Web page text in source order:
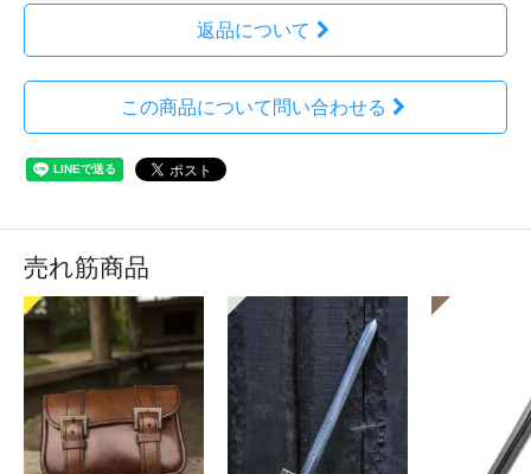
返品について
この商品について問い合わせる
売れ筋商品